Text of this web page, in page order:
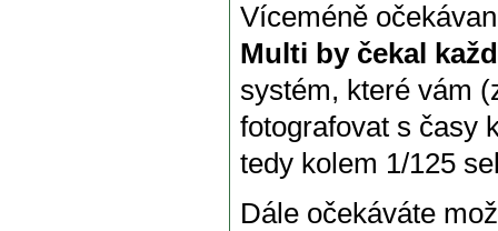
Víceméně
Multi by čekal
systém, které vám
fotografovat s časy
tedy kolem 1/125
Dále očekáváte